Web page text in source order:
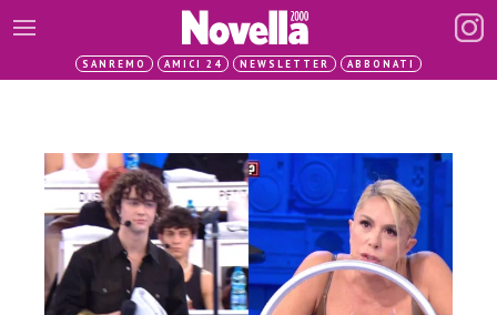
SANREMO AMICI 24 NEWSLETTER ABBONATI